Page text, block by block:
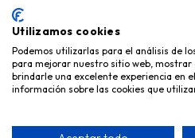
novedades. Para más información y conocer cómo
rectificación y supresión, así como otros, pulsa
INFORMACIÓN
AYUDA
EMPRESA
Utilizamos cookies
Podemos utilizarlas para el análisis de
para mejorar nuestro sitio web, mostrar
brindarle una excelente experiencia en
información sobre las cookies que